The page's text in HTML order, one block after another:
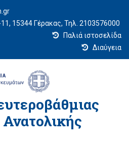
15344 Γέρακας, Τηλ. 2103576000
Παλιά ιστοσελίδα
Διαύγεια